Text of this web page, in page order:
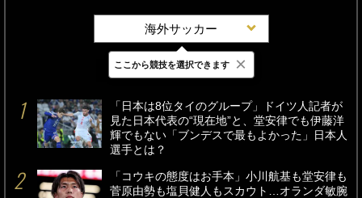
海外サッカー
最新 24時間 週間
「日本は8位タイのグループ」ドイツ人記者が
見た日本代表の“現在地”と、堂安律でも伊藤洋
輝でもない「ブンデスで最もよかった」日本人
選手とは？
「コウキの態度はお手本」小川航基も堂安律も
菅原由勢も塩貝健人もスカウト…オランダ敏腕
ここから競技を選択できます ×